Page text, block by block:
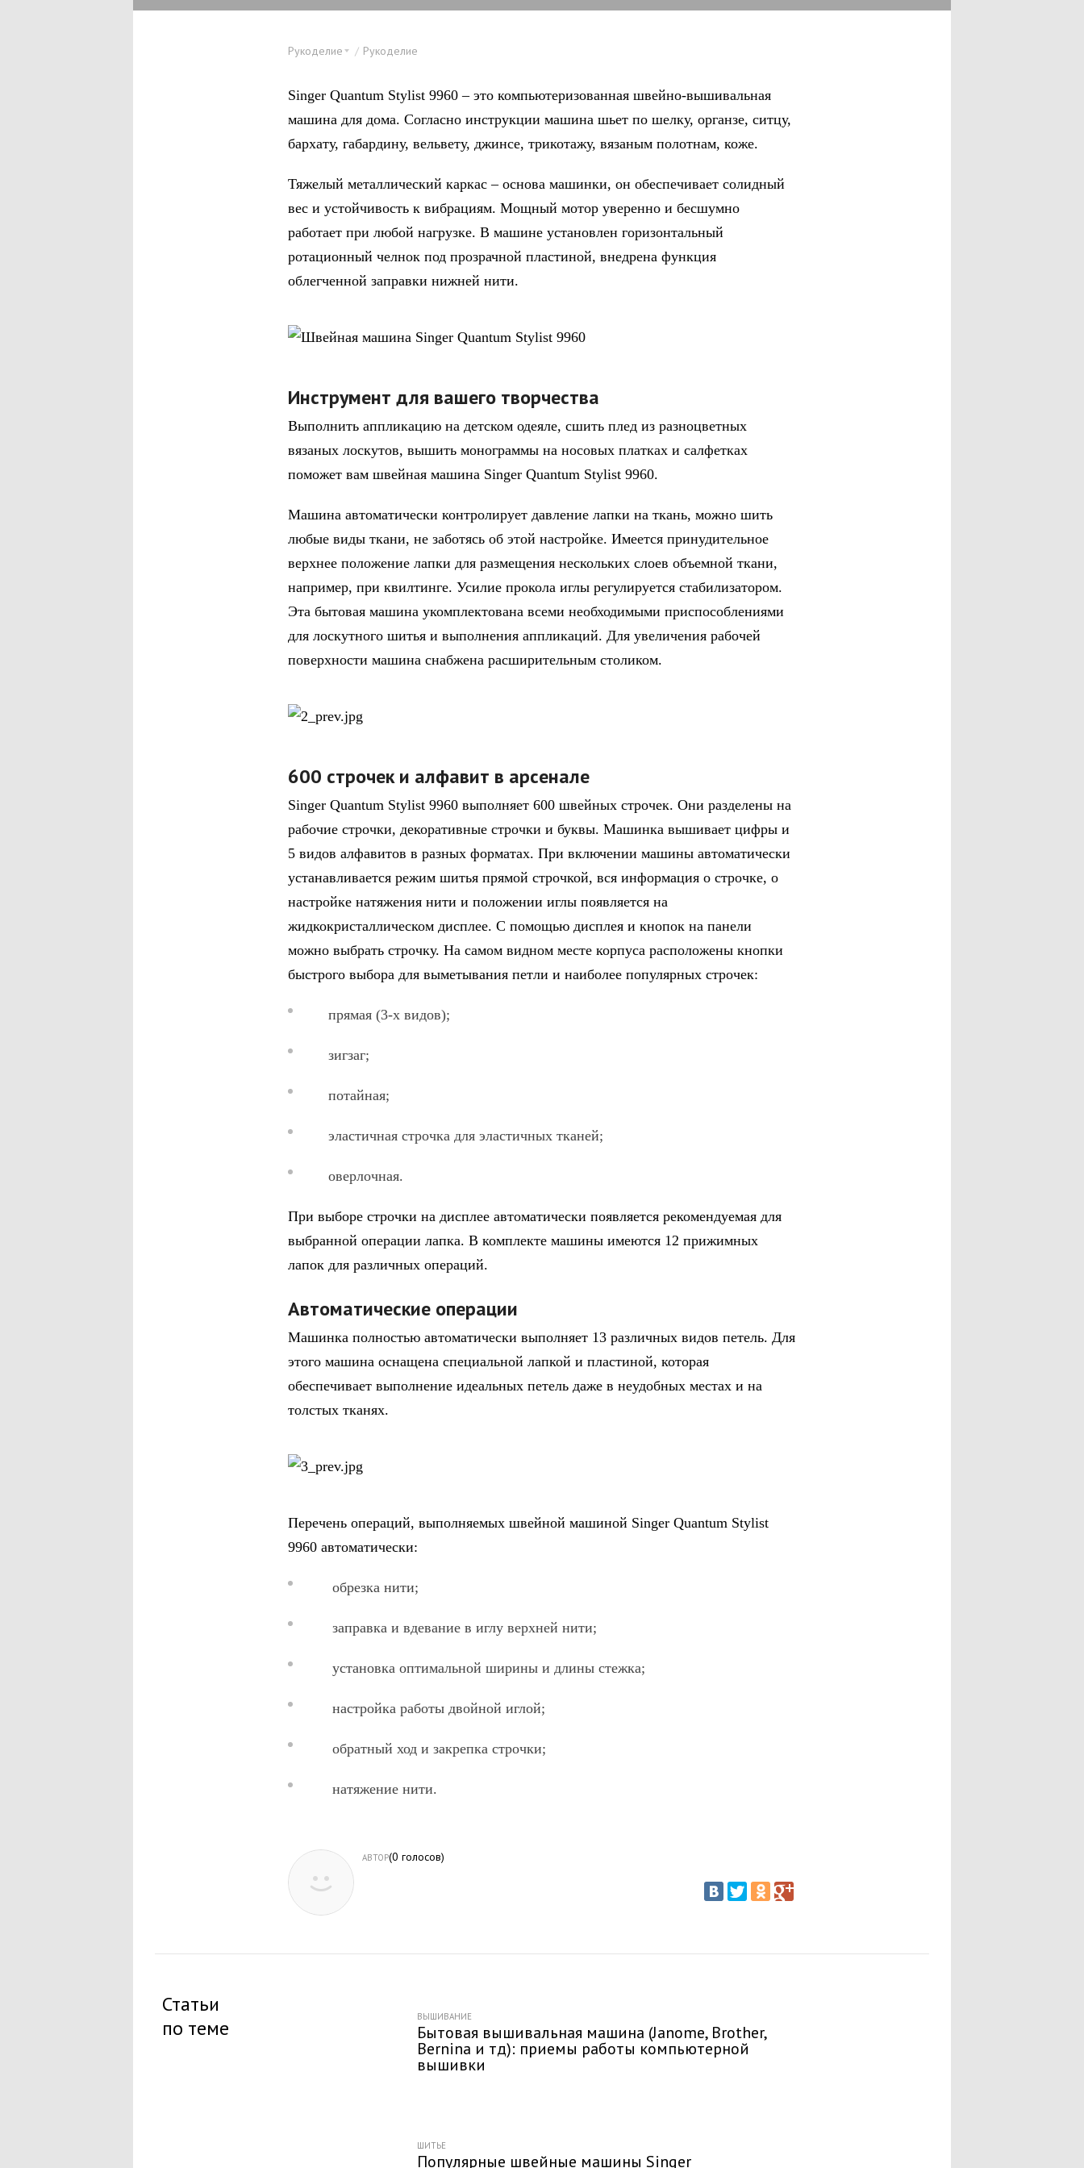
Рукоделие Рукоделие
Singer Quantum Stylist 9960 – это компьютеризованная швейно-вышивальная
машина для дома. Согласно инструкции машина шьет по шелку, органзе, ситцу,
бархату, габардину, вельвету, джинсе, трикотажу, вязаным полотнам, коже.
Тяжелый металлический каркас – основа машинки, он обеспечивает солидный
вес и устойчивость к вибрациям. Мощный мотор уверенно и бесшумно
работает при любой нагрузке. В машине установлен горизонтальный
ротационный челнок под прозрачной пластиной, внедрена функция
облегченной заправки нижней нити.
Инструмент для вашего творчества
Выполнить аппликацию на детском одеяле, сшить плед из разноцветных
вязаных лоскутов, вышить монограммы на носовых платках и салфетках
поможет вам швейная машина Singer Quantum Stylist 9960.
Машина автоматически контролирует давление лапки на ткань, можно шить
любые виды ткани, не заботясь об этой настройке. Имеется принудительное
верхнее положение лапки для размещения нескольких слоев объемной ткани,
например, при квилтинге. Усилие прокола иглы регулируется стабилизатором.
Эта бытовая машина укомплектована всеми необходимыми приспособлениями
для лоскутного шитья и выполнения аппликаций. Для увеличения рабочей
поверхности машина снабжена расширительным столиком.
600 строчек и алфавит в арсенале
Singer Quantum Stylist 9960 выполняет 600 швейных строчек. Они разделены на
рабочие строчки, декоративные строчки и буквы. Машинка вышивает цифры и
5 видов алфавитов в разных форматах. При включении машины автоматически
устанавливается режим шитья прямой строчкой, вся информация о строчке, о
настройке натяжения нити и положении иглы появляется на
жидкокристаллическом дисплее. С помощью дисплея и кнопок на панели
можно выбрать строчку. На самом видном месте корпуса расположены кнопки
быстрого выбора для выметывания петли и наиболее популярных строчек:
прямая (3-х видов);
зигзаг;
потайная;
эластичная строчка для эластичных тканей;
оверлочная.
При выборе строчки на дисплее автоматически появляется рекомендуемая для
выбранной операции лапка. В комплекте машины имеются 12 прижимных
лапок для различных операций.
Автоматические операции
Машинка полностью автоматически выполняет 13 различных видов петель. Для
этого машина оснащена специальной лапкой и пластиной, которая
обеспечивает выполнение идеальных петель даже в неудобных местах и на
толстых тканях.
Перечень операций, выполняемых швейной машиной Singer Quantum Stylist
9960 автоматически:
обрезка нити;
заправка и вдевание в иглу верхней нити;
установка оптимальной ширины и длины стежка;
настройка работы двойной иглой;
обратный ход и закрепка строчки;
натяжение нити.
АВТОР(0 голосов)
Статьи
по теме
ВЫШИВАНИЕ
Бытовая вышивальная машина (Janome, Brother,
Bernina и тд): приемы работы компьютерной
вышивки
ШИТЬЕ
Популярные швейные машины Singer